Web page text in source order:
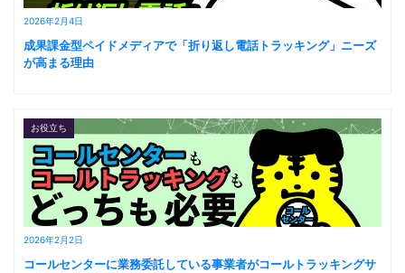
2026年2月4日
成果課金型ペイドメディアで「折り返し電話トラッキング」ニーズ
が高まる理由
2026年2月2日
お役立ち
コールセンターに業務委託している事業者がコールトラッキングサ